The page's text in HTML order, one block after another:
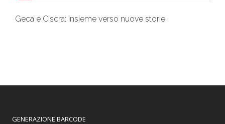
Geca e Ciscra: insieme verso nuove storie
GENERAZIONE BARCODE